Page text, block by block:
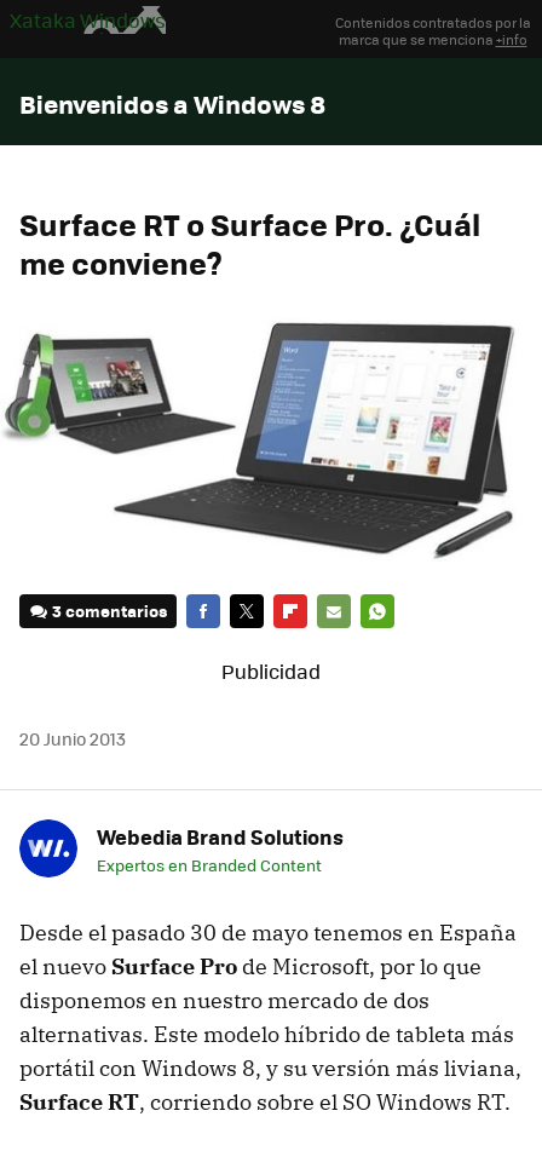
Contenidos contratados por la
marca que se menciona +info
Xataka Windows
Bienvenidos a Windows 8
Surface RT o Surface Pro. ¿Cuál
me conviene?
3 comentarios
MAIL
20 Junio 2013
Webedia Brand Solutions
Expertos en Branded Content
Desde el pasado 30 de mayo tenemos en España
el nuevo Surface Pro de Microsoft, por lo que
disponemos en nuestro mercado de dos
alternativas. Este modelo híbrido de tableta más
portátil con Windows 8, y su versión más liviana,
Surface RT, corriendo sobre el SO Windows RT.